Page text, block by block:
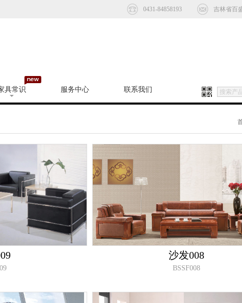
0431-84858193 吉林省百
具常识 服务中心 联系我们
沙发008
BSSF008